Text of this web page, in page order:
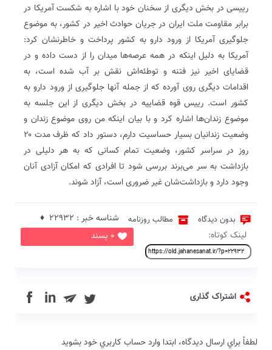
رییسی در بخش دیگری از سخنان خود با اشاره به شکست آمریکا در
برابر مقاومت ملت ایران در جریان حوادث اخیر در کشور، به موضوع
جلوگیری آمریکا از ورود دارو به کشور پرداخت و خاطرنشان کرد:
آمریکا به دلیل اینکه در همه عرصه‌ها میدان را از دست داده و در
قضایای اخیر نیز فتنه و توطئه‌اش نقش بر آب شده است، به
اقدامات دیگری روی آورده که از جمله آنها جلوگیری از ورود دارو به
کشور است. رییس قوه قضاییه در بخش دیگری از این جلسه به
موضوع زندان‌ها اشاره کرد و با بیان اینکه من روی موضوع زندان و
وضعیت زندانیان بسیار حساسیت دارم، دستور داد که ظرف مدت ۲۰
روز در سراسر کشور، وضعیت تمام کسانی که به هر دلیلی در
بازداشت به سر می‌برند بررسی شود تا افرادی که امکان آزادی آنان
وجود دارد و بازداشت‌شان غیر ضروری است، آزاد شوند.
بدون دیدگاه مطالب روزنامه
0 پسند
شناسه خبر : 22932 ♦
لینک کوتاه:
اشتراک گذاری in
لطفاً براي ارسال دیدگاه، ابتدا وارد حساب كاربري خود بشويد